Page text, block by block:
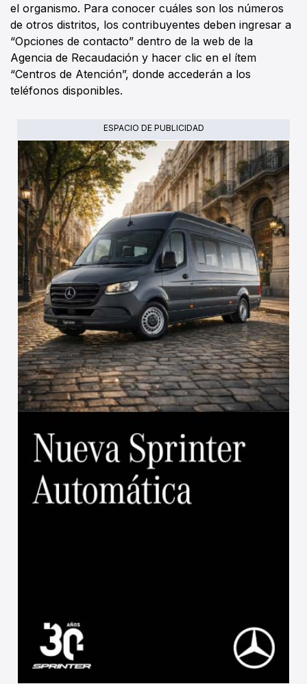
el organismo. Para conocer cuáles son los números
de otros distritos, los contribuyentes deben ingresar a
“Opciones de contacto” dentro de la web de la
Agencia de Recaudación y hacer clic en el ítem
“Centros de Atención”, donde accederán a los
teléfonos disponibles.
ESPACIO DE PUBLICIDAD